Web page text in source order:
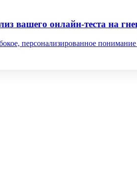
вашего онлайн-теста на
персонализированное